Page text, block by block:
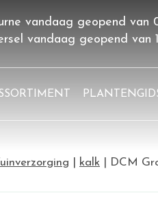
kalk DCM
vandaag geopend van
vandaag geopend van